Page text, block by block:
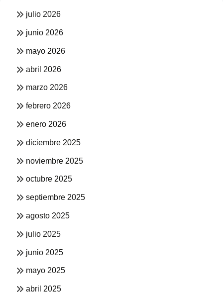
julio 2026
junio 2026
mayo 2026
abril 2026
marzo 2026
febrero 2026
enero 2026
diciembre 2025
noviembre 2025
octubre 2025
septiembre 2025
agosto 2025
julio 2025
junio 2025
mayo 2025
abril 2025